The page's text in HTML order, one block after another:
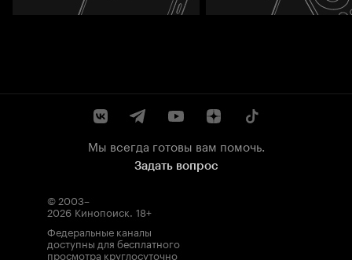
Мы всегда готовы вам помочь.
Задать вопрос
© 2003–
2026 Кинопоиск. 18+
Федеральные каналы
доступны для бесплатного
просмотра круглосуточно